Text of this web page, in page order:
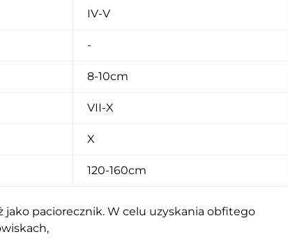
IV-V
-
8-10cm
VII-X
X
120-160cm
jako paciorecznik. W celu uzyskania obfitego